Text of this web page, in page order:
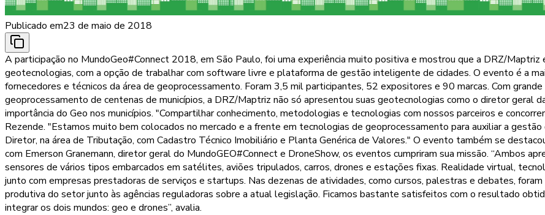
Publicado em23 de maio de 2018
A participação no MundoGeo#Connect 2018, em São Paulo, foi uma experiência muito positiva e mostrou que a DRZ/
geotecnologias, com a opção de trabalhar com software livre e plataforma de gestão inteligente de cidades. O evento é a
fornecedores e técnicos da área de geoprocessamento. Foram 3,5 mil participantes, 52 expositores e 90 marcas. Com
geoprocessamento de centenas de municípios, a DRZ/Maptriz não só apresentou suas geotecnologias como o diretor geral
importância do Geo nos municípios. "Compartilhar conhecimento, metodologias e tecnologias com nossos parceiros e
Rezende. "Estamos muito bem colocados no mercado e a frente em tecnologias de geoprocessamento para auxiliar a
Diretor, na área de Tributação, com Cadastro Técnico Imobiliário e Planta Genérica de Valores." O evento também se
com Emerson Granemann, diretor geral do MundoGEO#Connect e DroneShow, os eventos cumpriram sua missão. “Ambos
sensores de vários tipos embarcados em satélites, aviões tripulados, carros, drones e estações fixas. Realidade virtual,
junto com empresas prestadoras de serviços e startups. Nas dezenas de atividades, como cursos, palestras e debates,
produtiva do setor junto às agências reguladoras sobre a atual legislação. Ficamos bastante satisfeitos com o resultado
integrar os dois mundos: geo e drones”, avalia.